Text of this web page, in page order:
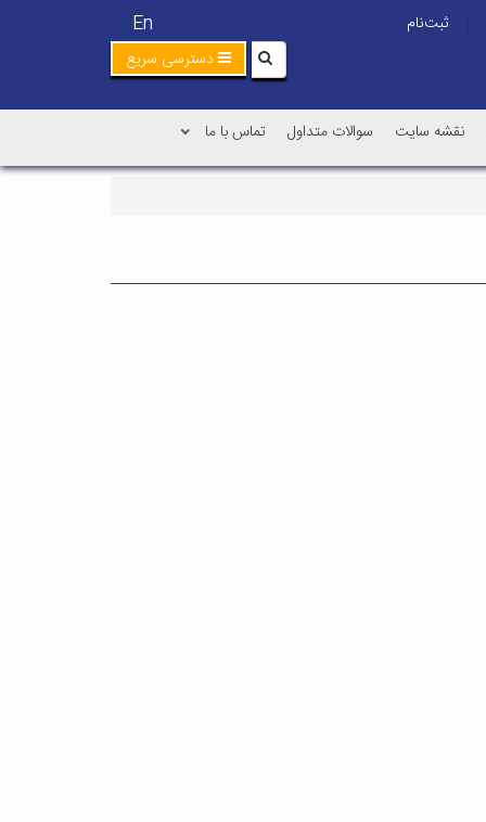
En |
ثبت‌نام
دسترسی سریع
نقشه سایت سوالات متداول تماس با ما